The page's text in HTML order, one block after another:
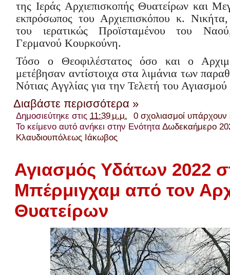
της Ιεράς Αρχιεπισκοπής Θυατείρων και
εκπρόσωπος του Αρχιεπισκόπου κ.
του ιερατικώς Προϊσταμένου του
Γερμανού Κουρκούνη.
Τόσο ο Θεοφιλέστατος όσο και ο
μετέβησαν αντίστοιχα στα λιμάνια των
Νότιας Αγγλίας για την Τελετή του
Διαβάστε περισσότερα »
Δημοσιεύτηκε στις 11:39 μ.μ.
0 σχολιασμοί
Το κείμενο αυτό ανήκει στην ΕνότηταΔωδεκαήμερο
Κλαυδιουπόλεως Ιάκωβος
Αγιασμός Υδάτων 2022
Μπέρμιγχαμ από τον
Θυατείρων